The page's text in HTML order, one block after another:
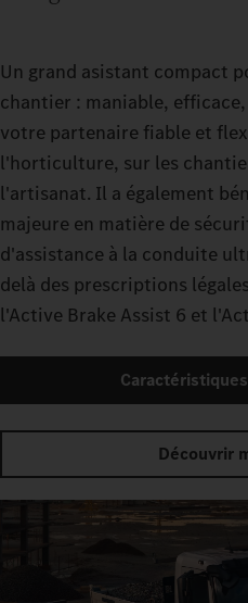
Un grand asistant compact
chantier : maniable,
votre partenaire fiable et
l'horticulture, sur les
l'artisanat. Il a également
majeure en matière de
d'assistance à la conduite
delà des prescriptions
l'Active Brake Assist 6 et
Découvrir